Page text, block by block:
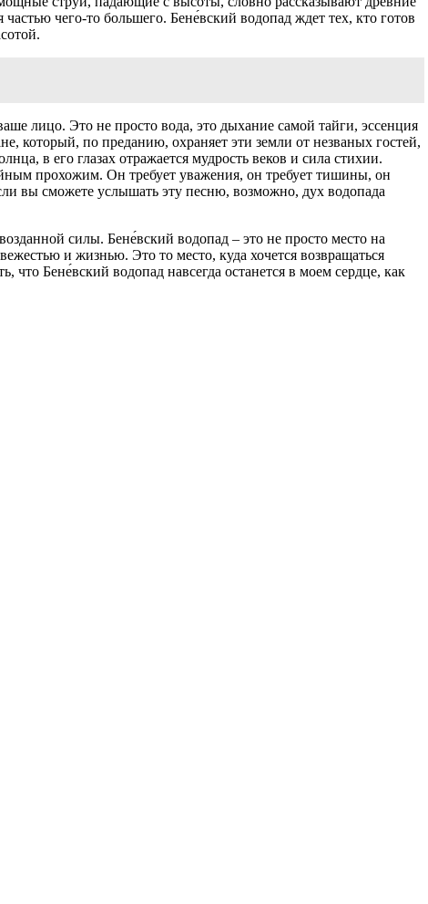
чего-то большего. Бене́вский водопад ждет тех, кто готов
лицо. Это не просто вода, это дыхание самой тайги, эссенция
который, по преданию, охраняет эти земли от незваных гостей,
в его глазах отражается мудрость веков и сила стихии.
прохожим. Он требует уважения, он требует тишины, он
вы сможете услышать эту песню, возможно, дух водопада
силы. Бене́вский водопад – это не просто место на
и жизнью. Это то место, куда хочется возвращаться
Бене́вский водопад навсегда останется в моем сердце, как